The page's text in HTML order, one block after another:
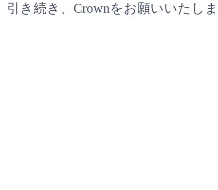
引き続き、Crownをお願いいたし